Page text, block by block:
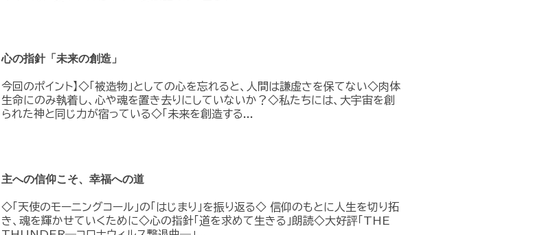
心の指針「未来の創造」
今回のポイント】◇「被造物」としての心を忘れると、人間は謙虚さを保てない◇肉体
生命にのみ執着し、心や魂を置き去りにしていないか？◇私たちには、大宇宙を創
られた神と同じ力が宿っている◇「未来を創造する...
主への信仰こそ、幸福への道
◇「天使のモーニングコール」の「はじまり」を振り返る◇ 信仰のもとに人生を切り拓
き、魂を輝かせていくために◇心の指針「道を求めて生きる」朗読◇大好評「THE